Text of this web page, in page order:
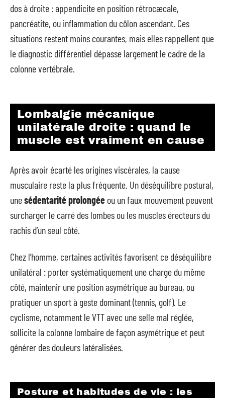
dos à droite : appendicite en position rétrocæcale,
pancréatite, ou inflammation du côlon ascendant. Ces
situations restent moins courantes, mais elles rappellent que
le diagnostic différentiel dépasse largement le cadre de la
colonne vertébrale.
Lombalgie mécanique
unilatérale droite : quand le
muscle est vraiment en cause
Après avoir écarté les origines viscérales, la cause
musculaire reste la plus fréquente. Un déséquilibre postural,
unesédentarité prolongée ou un faux mouvement peuvent
surcharger le carré des lombes ou les muscles érecteurs du
rachis d’un seul côté.
Chez l’homme, certaines activités favorisent ce déséquilibre
unilatéral : porter systématiquement une charge du même
côté, maintenir une position asymétrique au bureau, ou
pratiquer un sport à geste dominant (tennis, golf). Le
cyclisme, notamment le VTT avec une selle mal réglée,
sollicite la colonne lombaire de façon asymétrique et peut
générer des douleurs latéralisées.
Posture et habitudes de vie : les